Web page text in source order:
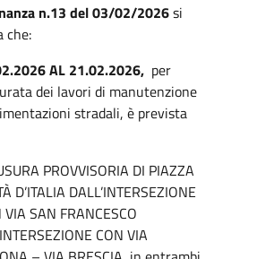
n.13 del 03/02/2026si
che:
AL 21.02.2026, per
dei lavori di manutenzione
stradali, è prevista
PROVVISORIA DI PIAZZA
D’ITALIA DALL’INTERSEZIONE
VIA SAN FRANCESCO
CON VIA